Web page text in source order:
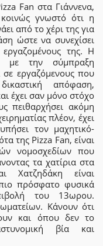
Fan στα Γιάννενα,
κοινώς γνωστό ότι η
από το χέρι της για
ώστε να συνεχίσει
της. Η
με την σύμπραξη
σε εργαζόμενους που
απόφαση,
έχει σαν μόνο στόχο
πειθαρχήσει ακόμη
πλέον, έχει
τον μαχητικό-
της Pizza Fan, είναι
νομοσχεδίων που
τα χατίρια στα
Χατζηδάκη είναι
πρόσφατο φυσικά
του 13ωρου.
Κάνουν ότι
και όπου δεν το
βία και